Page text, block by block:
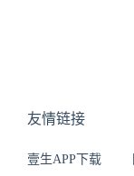
友情链接
壹生APP下载